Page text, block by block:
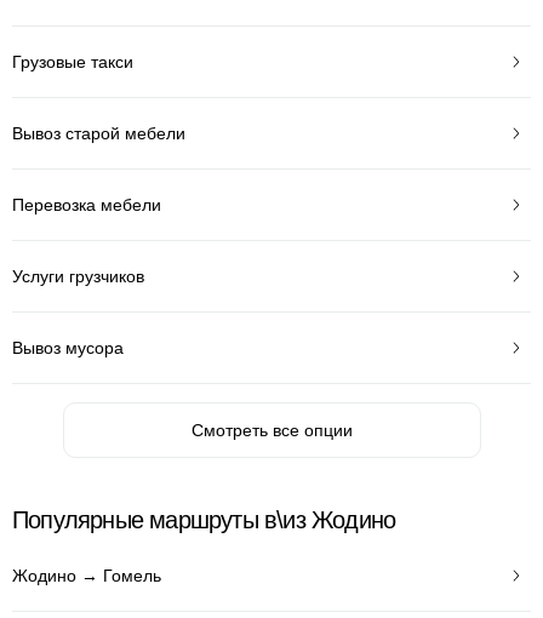
Грузовые такси
Вывоз старой мебели
Перевозка мебели
Услуги грузчиков
Вывоз мусора
Смотреть все опции
Популярные маршруты в\из Жодино
Жодино → Гомель